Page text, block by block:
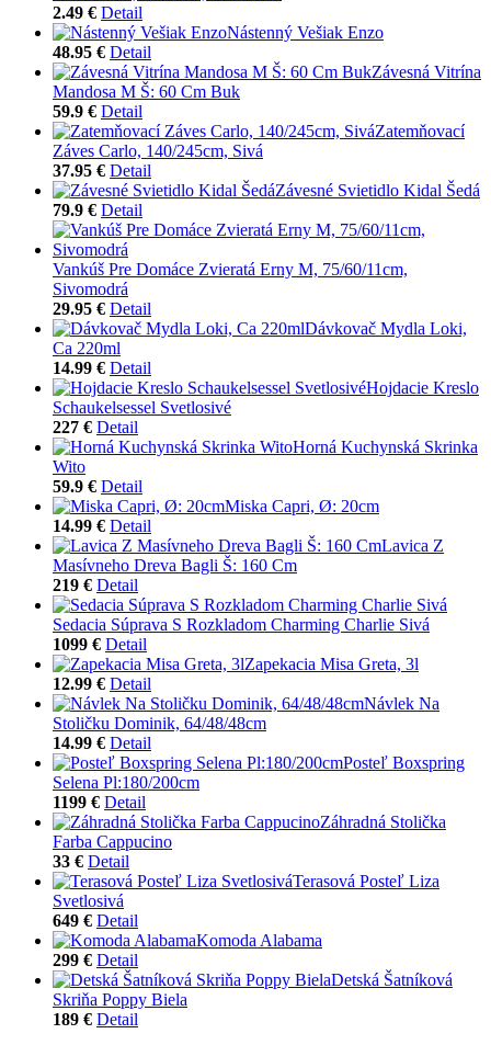
2.49 € Detail
Nástenný Vešiak Enzo
48.95 € Detail
Závesná Vitrína
Mandosa M Š: 60 Cm Buk
59.9 € Detail
Zatemňovací
Záves Carlo, 140/245cm, Sivá
37.95 € Detail
Závesné Svietidlo Kidal Šedá
79.9 € Detail
Vankúš Pre Domáce Zvieratá Erny M, 75/60/11cm,
Sivomodrá
29.95 € Detail
Dávkovač Mydla Loki,
Ca 220ml
14.99 € Detail
Hojdacie Kreslo
Schaukelsessel Svetlosivé
227 € Detail
Horná Kuchynská Skrinka
Wito
59.9 € Detail
Miska Capri, Ø: 20cm
14.99 € Detail
Lavica Z
Masívneho Dreva Bagli Š: 160 Cm
219 € Detail
Sedacia Súprava S Rozkladom Charming Charlie Sivá
1099 € Detail
Zapekacia Misa Greta, 3l
12.99 € Detail
Návlek Na
Stoličku Dominik, 64/48/48cm
14.99 € Detail
Posteľ Boxspring
Selena Pl:180/200cm
1199 € Detail
Záhradná Stolička
Farba Cappucino
33 € Detail
Terasová Posteľ Liza
Svetlosivá
649 € Detail
Komoda Alabama
299 € Detail
Detská Šatníková
Skriňa Poppy Biela
189 € Detail